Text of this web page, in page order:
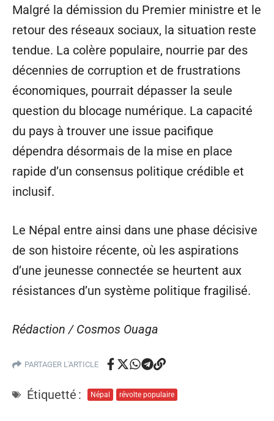
Malgré la démission du Premier ministre et le
retour des réseaux sociaux, la situation reste
tendue. La colère populaire, nourrie par des
décennies de corruption et de frustrations
économiques, pourrait dépasser la seule
question du blocage numérique. La capacité
du pays à trouver une issue pacifique
dépendra désormais de la mise en place
rapide d’un consensus politique crédible et
inclusif.
Le Népal entre ainsi dans une phase décisive
de son histoire récente, où les aspirations
d’une jeunesse connectée se heurtent aux
résistances d’un système politique fragilisé.
Rédaction / Cosmos Ouaga
PARTAGER L'ARTICLE
Étiquetté : Népal révolte populaire